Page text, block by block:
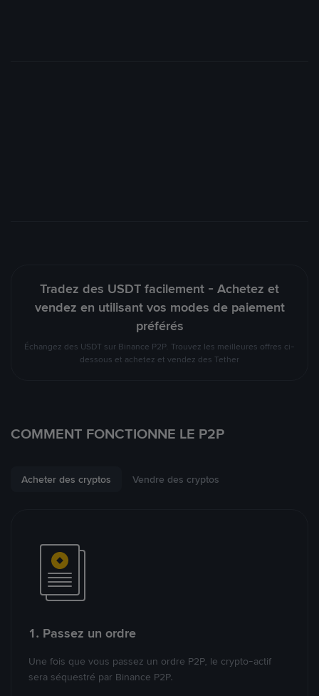
Tradez des USDT facilement - Achetez et
vendez en utilisant vos modes de paiement
préférés
Échangez des USDT sur Binance P2P. Trouvez les meilleures offres ci-
dessous et achetez et vendez des Tether
COMMENT FONCTIONNE LE P2P
Acheter des cryptos Vendre des cryptos
1. Passez un ordre
Une fois que vous passez un ordre P2P, le crypto-actif
sera séquestré par Binance P2P.